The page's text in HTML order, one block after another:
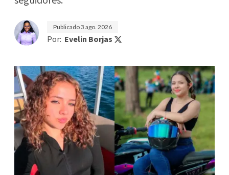
Publicado3 ago. 2026
Por: Evelin Borjas